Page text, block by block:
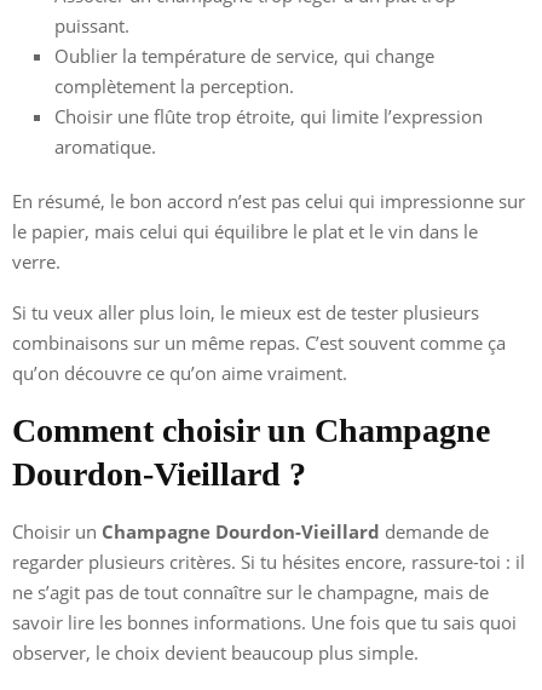
puissant.
Oublier la température de service, qui change
complètement la perception.
Choisir une flûte trop étroite, qui limite l’expression
aromatique.
En résumé, le bon accord n’est pas celui qui impressionne sur
le papier, mais celui qui équilibre le plat et le vin dans le
verre.
Si tu veux aller plus loin, le mieux est de tester plusieurs
combinaisons sur un même repas. C’est souvent comme ça
qu’on découvre ce qu’on aime vraiment.
Comment choisir un Champagne
Dourdon-Vieillard ?
Choisir un Champagne Dourdon-Vieillard demande de
regarder plusieurs critères. Si tu hésites encore, rassure-toi : il
ne s’agit pas de tout connaître sur le champagne, mais de
savoir lire les bonnes informations. Une fois que tu sais quoi
observer, le choix devient beaucoup plus simple.